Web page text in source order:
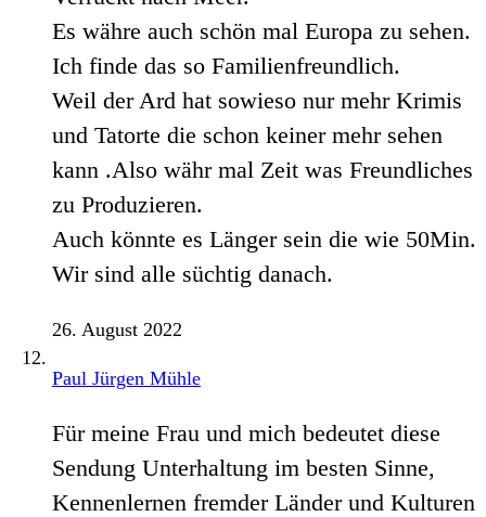
Es währe auch schön mal Europa zu sehen.
Ich finde das so Familienfreundlich.
Weil der Ard hat sowieso nur mehr Krimis
und Tatorte die schon keiner mehr sehen
kann .Also währ mal Zeit was Freundliches
zu Produzieren.
Auch könnte es Länger sein die wie 50Min.
Wir sind alle süchtig danach.
26. August 2022
Paul Jürgen Mühle
Für meine Frau und mich bedeutet diese
Sendung Unterhaltung im besten Sinne,
Kennenlernen fremder Länder und Kulturen